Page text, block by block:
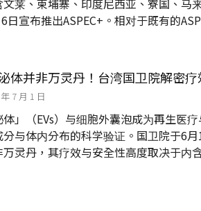
莱、柬埔寨、印度尼西亚、寮国、马
日宣布推出ASPEC+。相对于既有的
究的办法。 适用客体 须在九国相关对
选AMS对应案须符合下述要件 优先权主张关系：...
体并非万灵丹！台湾国卫院解密
7 月 1 日
」（EVs）与细胞外囊泡成为再生医
与体内分布的科学验证。国卫院于6
灵丹，其疗效与安全性高度取决于内